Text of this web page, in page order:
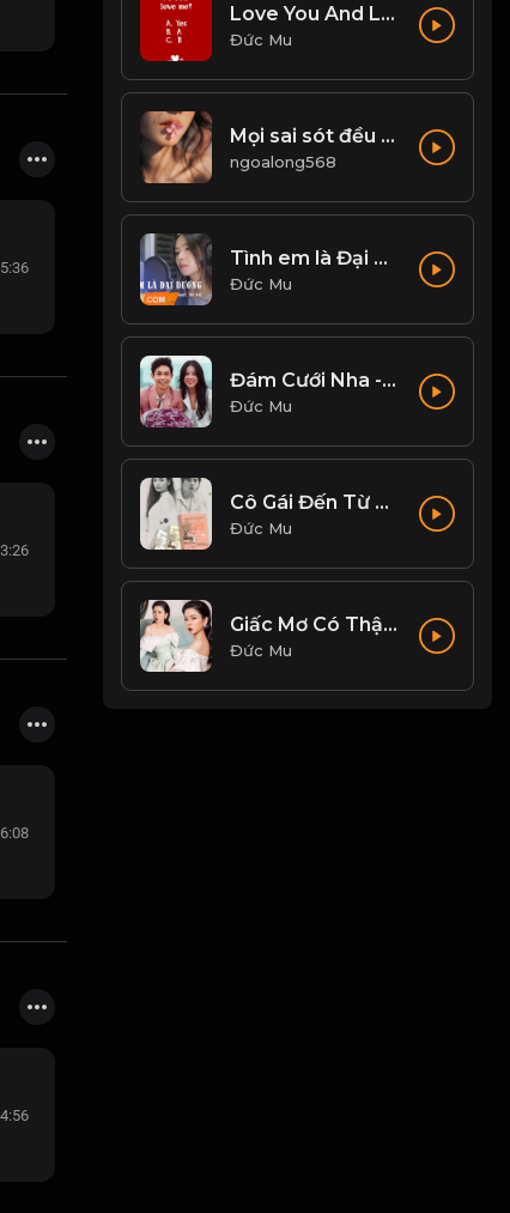
5:36
3:26
6:08
4:56
Love You And Love Me - Zhang Yao
Đức Mu
Mọi sai sót đều phải trả giá! Đạo
ngoalong568
Tình em là Đại dương - Nhi Nhi Cover
Đức Mu
Đám Cưới Nha - Hồng Thanh, Mie
Đức Mu
Cô Gái Đến Từ Hôm Qua - Mỹ Tâm
Đức Mu
Giấc Mơ Có Thật - Lệ Quyên
Đức Mu